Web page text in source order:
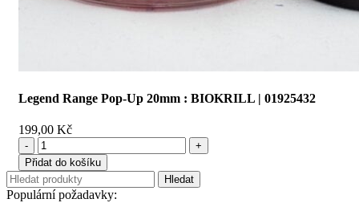
Legend Range Pop-Up 20mm : BIOKRILL | 01925432
199,00 Kč
Legend
Range
Pop-
Up
20mm
Přidat do košíku
Hledat
Populární požadavky: